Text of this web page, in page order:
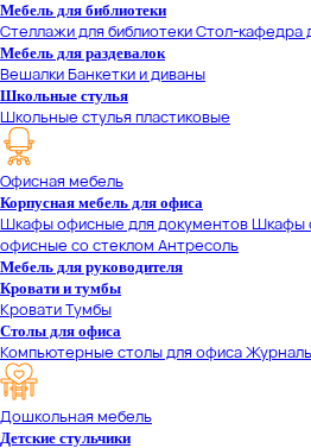
Мебель для библиотеки
Стеллажи для библиотекиСтол-кафедра
Мебель для раздевалок
ВешалкиБанкетки и диваны
Школьные стулья
Школьные стулья пластиковые
Офисная мебель
Корпусная мебель для офиса
Шкафы офисные для документовШкафы
офисные со стеклом Антресоль
Мебель для руководителя
Кровати и тумбы
КроватиТумбы
Столы для офиса
Компьютерные столы для офиса
Дошкольная мебель
Детские стульчики